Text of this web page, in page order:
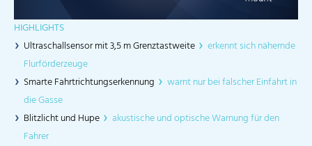
HIGHLIGHTS
Ultraschallsensor mit 3,5 m Grenztastweite
erkennt sich nähernde
Flurförderzeuge
Smarte Fahrtrichtungserkennung
warnt nur bei falscher Einfahrt in
die Gasse
Blitzlicht und Hupe
akustische und optische Warnung für den
Fahrer